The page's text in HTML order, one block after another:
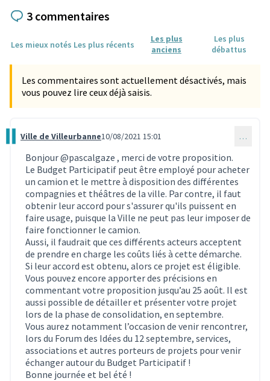
3 commentaires
Les mieux notés Les plus récents
Les plus
anciens
Les plus
débattus
Les commentaires sont actuellement désactivés, mais
vous pouvez lire ceux déjà saisis.
Commentaire 896
Ville de Villeurbanne10/08/2021 15:01 …
Bonjour@pascalgaze , merci de votre proposition.
Le Budget Participatif peut être employé pour acheter
un camion et le mettre à disposition des différentes
compagnies et théâtres de la ville. Par contre, il faut
obtenir leur accord pour s'assurer qu'ils puissent en
faire usage, puisque la Ville ne peut pas leur imposer de
faire fonctionner le camion.
Aussi, il faudrait que ces différents acteurs acceptent
de prendre en charge les coûts liés à cette démarche.
Si leur accord est obtenu, alors ce projet est éligible.
Vous pouvez encore apporter des précisions en
commentant votre proposition jusqu’au 25 août. Il est
aussi possible de détailler et présenter votre projet
lors de la phase de consolidation, en septembre.
Vous aurez notamment l’occasion de venir rencontrer,
lors du Forum des Idées du 12 septembre, services,
associations et autres porteurs de projets pour venir
échanger autour du Budget Participatif !
Bonne journée et bel été !